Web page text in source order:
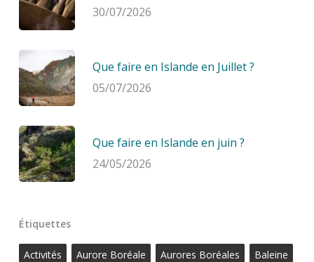
30/07/2026
Que faire en Islande en Juillet ?
05/07/2026
Que faire en Islande en juin ?
24/05/2026
Étiquettes
Activités Aurore Boréale Aurores Boréales Baleine